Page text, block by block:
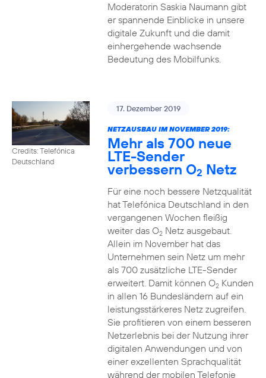
Moderatorin Saskia Naumann gibt
er spannende Einblicke in unsere
digitale Zukunft und die damit
einhergehende wachsende
Bedeutung des Mobilfunks.
Credits: Telefónica
Deutschland
17. Dezember 2019
NETZAUSBAU IM NOVEMBER 2019:
Mehr als 700 neue
LTE-Sender
verbessern O2 Netz
Für eine noch bessere Netzqualität
hat Telefónica Deutschland in den
vergangenen Wochen fleißig
weiter das O2Netz ausgebaut.
Allein im November hat das
Unternehmen sein Netz um mehr
als 700 zusätzliche LTE-Sender
erweitert. Damit können O2Kunden
in allen 16 Bundesländern auf ein
leistungsstärkeres Netz zugreifen.
Sie profitieren von einem besseren
Netzerlebnis bei der Nutzung ihrer
digitalen Anwendungen und von
einer exzellenten Sprachqualität
während der mobilen Telefonie